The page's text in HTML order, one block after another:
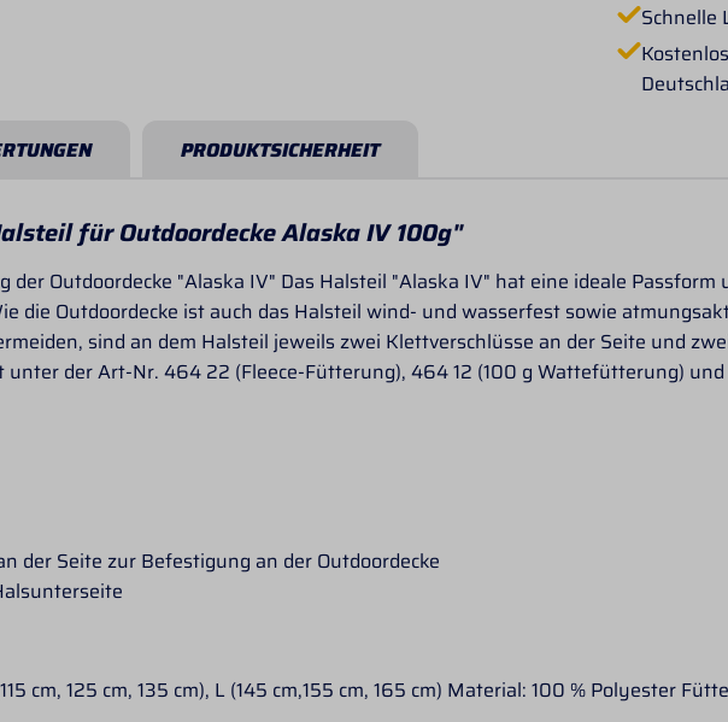
Schnelle
PRODUKTSICHERHEIT
für Outdoordecke Alaska IV 100g"
der Outdoordecke "Alaska IV" Das Halsteil "Alaska IV" hat eine ideale
die Outdoordecke ist auch das Halsteil wind- und wasserfest sowie
sind an dem Halsteil jeweils zwei Klettverschlüsse an der Seite und
unter der Art-Nr. 464 22 (Fleece-Fütterung), 464 12 (100 g Wattefütterung)
der Seite zur Befestigung an der Outdoordecke
cm, 125 cm, 135 cm), L (145 cm,155 cm, 165 cm) Material: 100 % Polyester